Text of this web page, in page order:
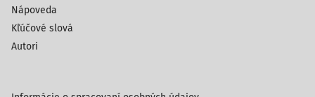
Nápoveda
Kľúčové slová
Autori